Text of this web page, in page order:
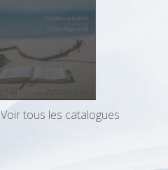
Voir tous les catalogues